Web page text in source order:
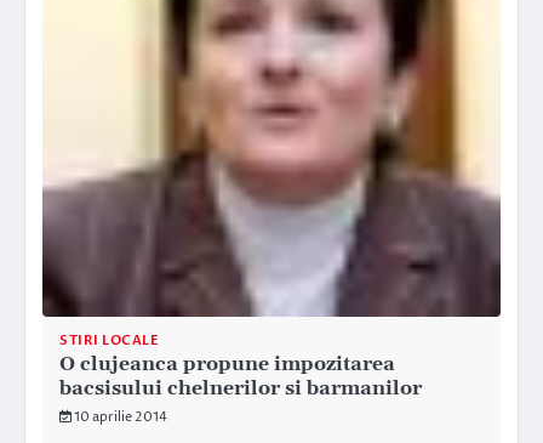
STIRI LOCALE
O clujeanca propune impozitarea
bacsisului chelnerilor si barmanilor
10 aprilie 2014